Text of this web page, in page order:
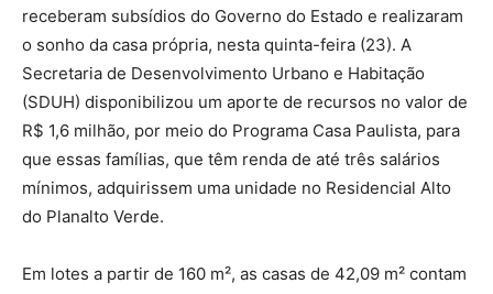
receberam subsídios do Governo do Estado e realizaram
o sonho da casa própria, nesta quinta-feira (23). A
Secretaria de Desenvolvimento Urbano e Habitação
(SDUH) disponibilizou um aporte de recursos no valor de
R$ 1,6 milhão, por meio do Programa Casa Paulista, para
que essas famílias, que têm renda de até três salários
mínimos, adquirissem uma unidade no Residencial Alto
do Planalto Verde.
Em lotes a partir de 160 m², as casas de 42,09 m² contam